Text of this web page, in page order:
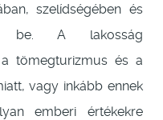
szelídségében és
be. A lakosság
tömegturizmus és a
vagy inkább ennek
emberi értékekre